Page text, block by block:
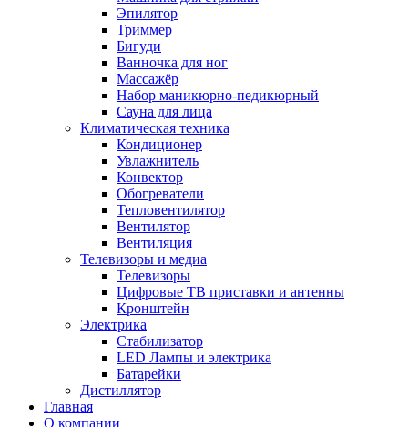
Эпилятор
Триммер
Бигуди
Ванночка для ног
Массажёр
Набор маникюрно-педикюрный
Сауна для лица
Климатическая техника
Кондиционер
Увлажнитель
Конвектор
Обогреватели
Тепловентилятор
Вентилятор
Вентиляция
Телевизоры и медиа
Телевизоры
Цифровые ТВ приставки и антенны
Кронштейн
Электрика
Стабилизатор
LED Лампы и электрика
Батарейки
Дистиллятор
Главная
О компании